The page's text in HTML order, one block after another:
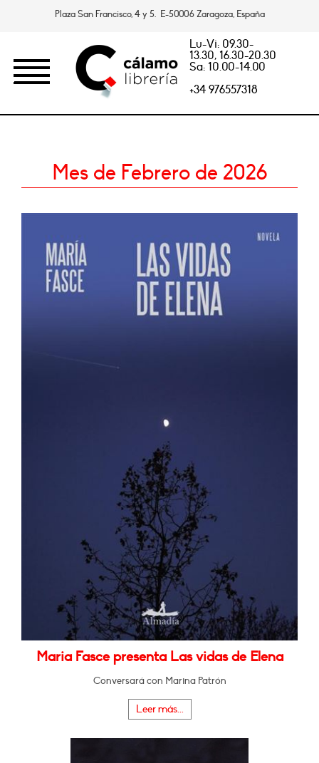
Plaza San Francisco, 4 y 5. E-50006 Zaragoza, España
Lu-Vi: 09.30-
13.30, 16.30-20.30
Sa: 10.00-14.00
+34 976557318
Mes de Febrero de 2026
Maria Fasce presenta Las vidas de Elena
Conversará con Marina Patrón
Leer más...